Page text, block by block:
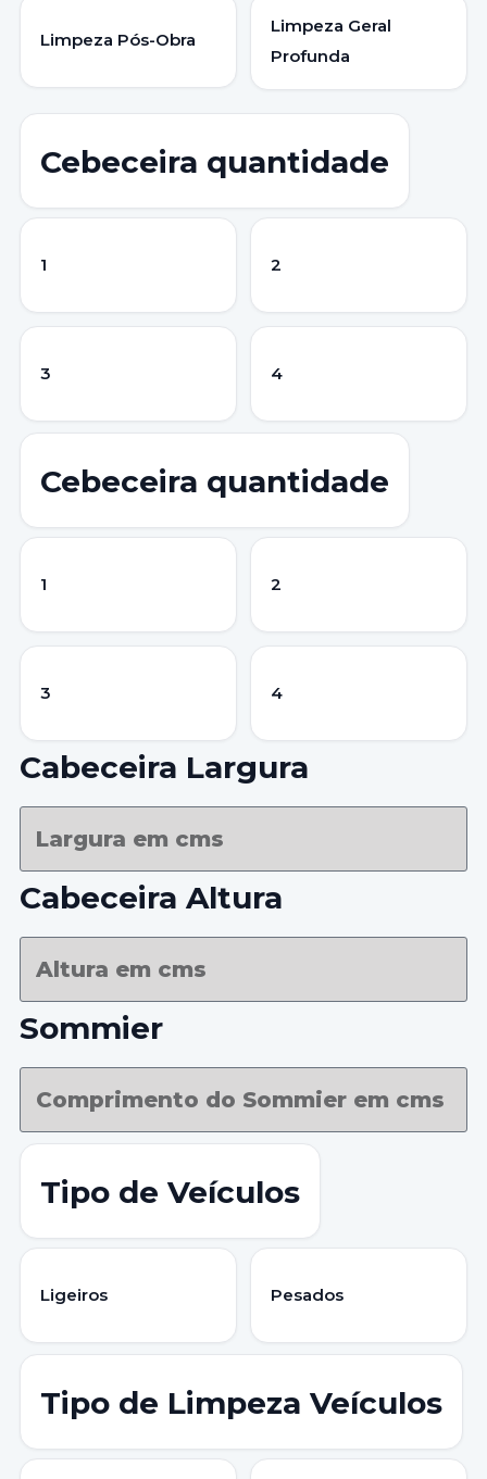
Limpeza Pós-Obra
Limpeza Geral
Profunda
Cebeceira quantidade
1 2
3 4
Cebeceira quantidade
1 2
3 4
Cabeceira Largura
Cabeceira Altura
Sommier
Tipo de Veículos
Ligeiros Pesados
Tipo de Limpeza Veículos